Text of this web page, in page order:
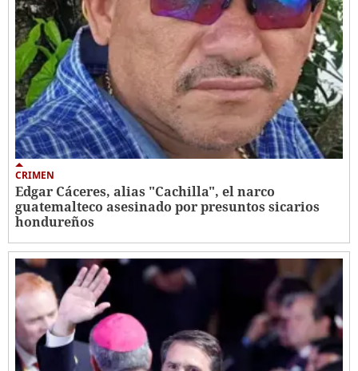
CRIMEN
Edgar Cáceres, alias "Cachilla", el narco
guatemalteco asesinado por presuntos sicarios
hondureños